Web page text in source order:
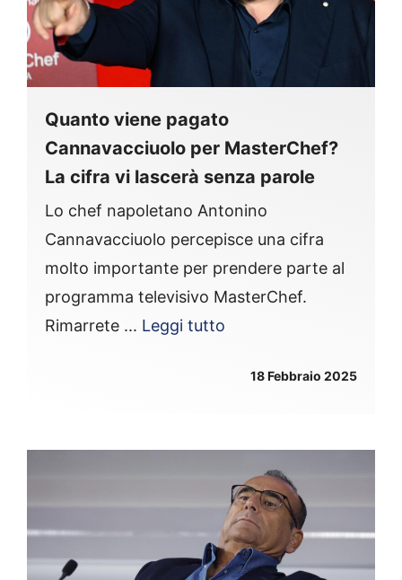
Quanto viene pagato
Cannavacciuolo per MasterChef?
La cifra vi lascerà senza parole
Lo chef napoletano Antonino
Cannavacciuolo percepisce una cifra
molto importante per prendere parte al
programma televisivo MasterChef.
Rimarrete ... Leggi tutto
18 Febbraio 2025